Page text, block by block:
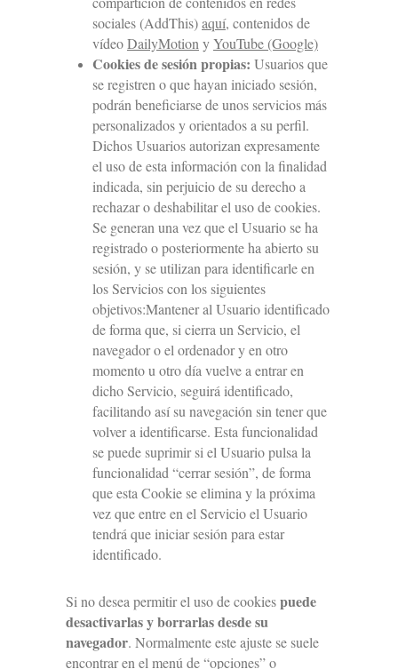
sociales (AddThis)aquí, contenidos de
vídeoDailyMotion yYouTube (Google)
Cookies de sesión propias: Usuarios que
se registren o que hayan iniciado sesión,
podrán beneficiarse de unos servicios más
personalizados y orientados a su perfil.
Dichos Usuarios autorizan expresamente
el uso de esta información con la finalidad
indicada, sin perjuicio de su derecho a
rechazar o deshabilitar el uso de cookies.
Se generan una vez que el Usuario se ha
registrado o posteriormente ha abierto su
sesión, y se utilizan para identificarle en
los Servicios con los siguientes
objetivos:Mantener al Usuario identificado
de forma que, si cierra un Servicio, el
navegador o el ordenador y en otro
momento u otro día vuelve a entrar en
dicho Servicio, seguirá identificado,
facilitando así su navegación sin tener que
volver a identificarse. Esta funcionalidad
se puede suprimir si el Usuario pulsa la
funcionalidad “cerrar sesión”, de forma
que esta Cookie se elimina y la próxima
vez que entre en el Servicio el Usuario
tendrá que iniciar sesión para estar
identificado.
Si no desea permitir el uso de cookiespuede
desactivarlas y borrarlas desde su
navegador. Normalmente este ajuste se suele
encontrar en el menú de “opciones” o